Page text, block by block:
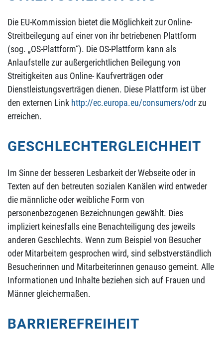
Die EU-Kommission bietet die Möglichkeit zur Online-
Streitbeilegung auf einer von ihr betriebenen Plattform
(sog. „OS-Plattform“). Die OS-Plattform kann als
Anlaufstelle zur außergerichtlichen Beilegung von
Streitigkeiten aus Online- Kaufverträgen oder
Dienstleistungsverträgen dienen. Diese Plattform ist über
den externen Link http://ec.europa.eu/consumers/odrzu
erreichen.
GESCHLECHTERGLEICHHEIT
Im Sinne der besseren Lesbarkeit der Webseite oder in
Texten auf den betreuten sozialen Kanälen wird entweder
die männliche oder weibliche Form von
personenbezogenen Bezeichnungen gewählt. Dies
impliziert keinesfalls eine Benachteiligung des jeweils
anderen Geschlechts. Wenn zum Beispiel von Besucher
oder Mitarbeitern gesprochen wird, sind selbstverständlich
Besucherinnen und Mitarbeiterinnen genauso gemeint. Alle
Informationen und Inhalte beziehen sich auf Frauen und
Männer gleichermaßen.
BARRIEREFREIHEIT